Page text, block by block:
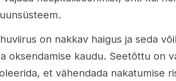
on nakkav haigus ja seda
oksendamise kaudu. Seetõttu on
et vähendada nakatumise